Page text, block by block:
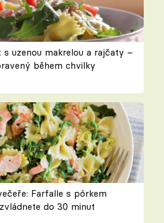
s uzenou makrelou a rajčaty –
během chvilky
Farfalle s pórkem
do 30 minut